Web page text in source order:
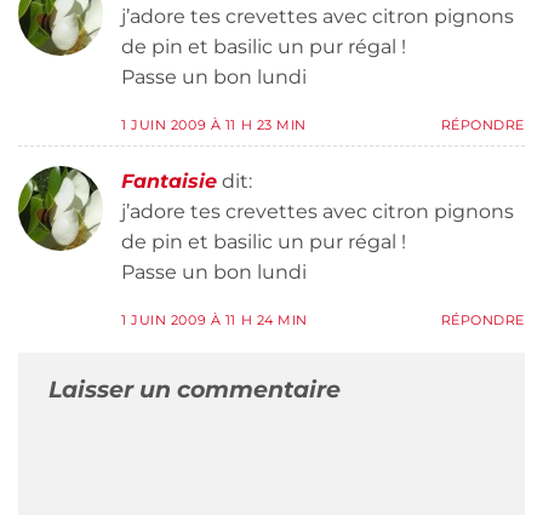
j’adore tes crevettes avec citron pignons
de pin et basilic un pur régal !
Passe un bon lundi
1 JUIN 2009 À 11 H 23 MIN RÉPONDRE
Fantaisie dit:
j’adore tes crevettes avec citron pignons
de pin et basilic un pur régal !
Passe un bon lundi
1 JUIN 2009 À 11 H 24 MIN RÉPONDRE
Laisser un commentaire